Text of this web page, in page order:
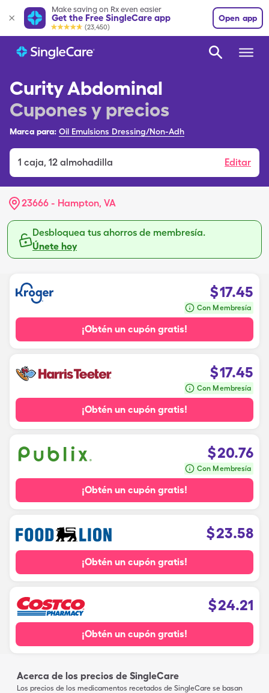
Make saving on Rx even easier
Get the Free SingleCare app
(23,450)
Open app
Curity Abdominal
Cupones y precios
Marca para: Oil Emulsions Dressing/Non-Adh
1 caja, 12 almohadilla Editar
23666 - Hampton, VA
Desbloquea tus ahorros de membresía.
Únete hoy
$17.45
Con Membresía
¡Obtén un cupón gratis!
$17.45
Con Membresía
¡Obtén un cupón gratis!
$20.76
Con Membresía
¡Obtén un cupón gratis!
$23.58
¡Obtén un cupón gratis!
$24.21
¡Obtén un cupón gratis!
Acerca de los precios de SingleCare
Los precios de los medicamentos recetados de SingleCare se basan